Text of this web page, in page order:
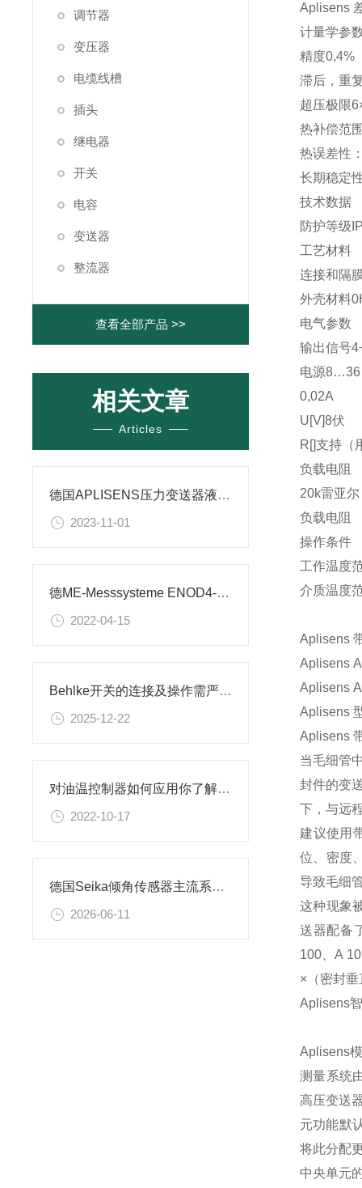
调节器
变压器
电缆线槽
插头
继电器
开关
电容
变送器
整流器
查看全部产品 >>
相关文章
Articles
德国APLISENS压力变送器液位探头介绍
2023-11-01
德ME-Messsysteme ENOD4-T DIN 重量变送器
2022-04-15
Behlke开关的连接及操作需严格遵循其技术规范
2025-12-22
对油温控制器如何应用你了解吗？
2022-10-17
德国Seika倾角传感器主流系列技术特点及应用场景解析
2026-06-11
Aplisens
计量学参
精度0,4%
滞后，重
超压极限
热补偿范
热误差性
长期稳定
技术数据
防护等级
工艺材料
连接和隔
外壳材料
电气参数
输出信号
电源8…36
0,02A
U[V]8伏
R[]支持
负载电阻
20k雷亚尔
负载电阻
操作条件
工作温度
介质温度
Aplisens
Aplisens
Aplisens
Aplisens
Aplisens
当毛细管
封件的变
下，与远
建议使用
位、密度
导致毛细
这种现象
送器配备
100、A
×（密封
Aplisens
Aplisens
测量系统
高压变送
元功能默
将此分配
中央单元